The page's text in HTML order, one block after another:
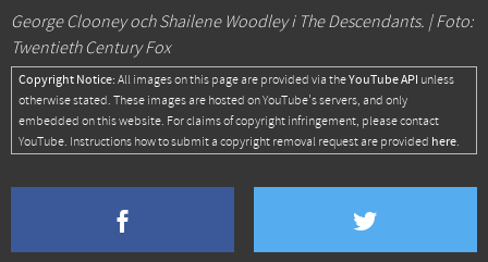
George Clooney och Shailene Woodley i The Descendants. | Foto:
Twentieth Century Fox
Copyright Notice: All images on this page are provided via theYouTube API unless
otherwise stated. These images are hosted on YouTube's servers, and only
embedded on this website. For claims of copyright infringement, please contact
YouTube. Instructions how to submit a copyright removal request are provided here.